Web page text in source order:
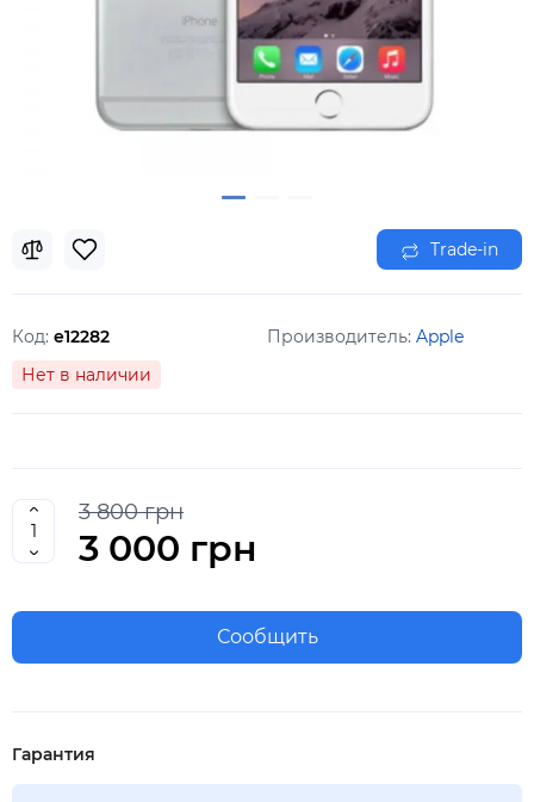
Trade-in
Код: e12282 Производитель: Apple
Нет в наличии
3 800 грн
3 000 грн
Сообщить
Гарантия